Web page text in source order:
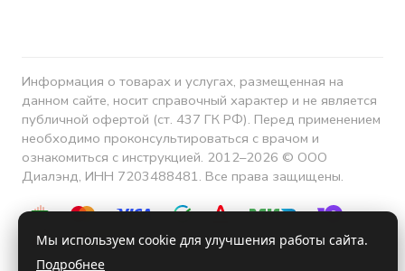
Информация о товарах и услугах, размещенная на
данном сайте, носит справочный характер и не является
публичной офертой (ст. 437 ГК РФ). Перед применением
необходимо проконсультироваться с врачом и
ознакомиться с инструкцией. 2012–2026 © ООО
Диалэнд, ИНН 7203488481. Все права защищены.
Мы используем cookie для улучшения работы сайта.
Подробнее